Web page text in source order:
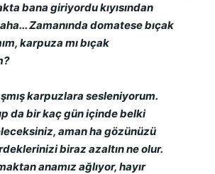
bana giriyordu kıyısından
Zamanında domatese bıçak
karpuza mı bıçak
karpuzlara sesleniyorum.
da bir kaç gün içinde belki
aman ha gözünüzü
biraz azaltın ne olur.
anamız ağlıyor, hayır